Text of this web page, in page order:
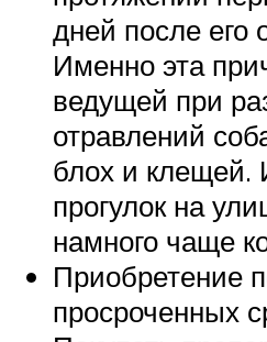
дней после его
Именно эта
ведущей при
отравлений
блох и клещей.
прогулок на
намного чаще
Приобретение
просроченных